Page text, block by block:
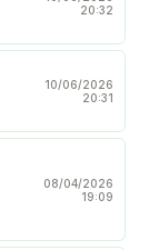
20:32
10/06/2026
20:31
08/04/2026
19:09